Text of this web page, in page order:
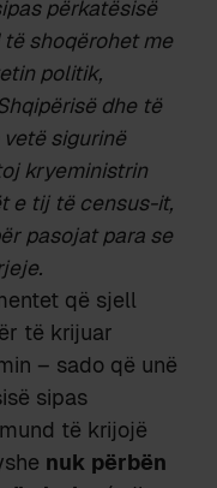
përkatësisë
shoqërohet me
politik,
dhe të
sigurinë
kryeministrin
e tij të census-it,
pasojat para se
që sjell
të krijuar
– sado që unë
sipas
të krijojë
nuk përbën